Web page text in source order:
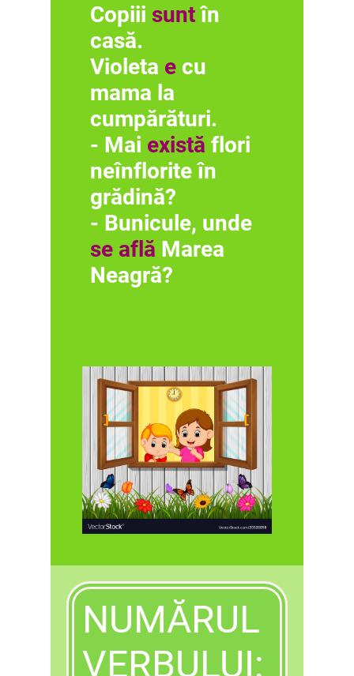
Copiii sunt în
casă.
Violeta e cu
mama la
cumpărături.
- Mai există flori
neînflorite în
grădină?
- Bunicule, unde
se află Marea
Neagră?
NUMĂRUL
VERBULUI: